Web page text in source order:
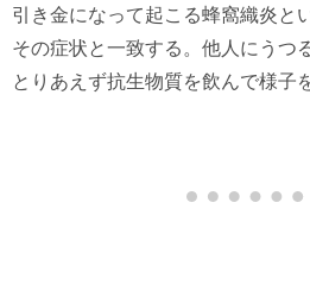
引き金になって起こる蜂窩織炎と
その症状と一致する。他人にうつ
とりあえず抗生物質を飲んで様子